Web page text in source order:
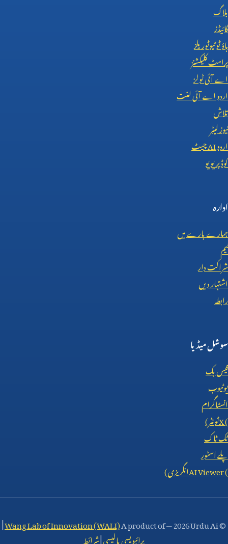
بلاگ
گائیڈز
ہاؤ ٹو ٹیوٹوریلز
پرامٹ کلیکشنز
اے آئی ٹولز
اردو اے آئی لغت
تلاش
نیوز لیٹر
اردوAIچیٹ
کوڈ پریویو
ادارہ
ہمارے بارے میں
ٹیم
شراکت دار
اشتہار دیں
رابطہ
سوشل میڈیا
فیس بک
یوٹیوب
انسٹاگرام
X (ٹوئٹر)
ٹک ٹاک
پلے اسٹور
AI Viewer (انگریزی)
©
2026 Urdu Ai
—
A product of
Wang Lab of Innovation (WALI)
|
پرائیویسی پالیسی|شرائط